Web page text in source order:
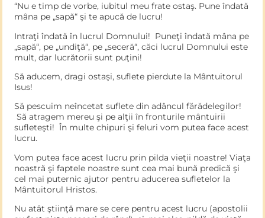
“Nu e timp de vorbe, iubitul meu frate ostaş. Pune îndată
mâna pe „sapă“ şi te apucă de lucru!
Intraţi îndată în lucrul Domnului! Puneţi îndată mâna pe
„sapă“, pe „undiţă“, pe „seceră“, căci lucrul Domnului este
mult, dar lucrătorii sunt puţini!
Să aducem, dragi ostaşi, suflete pierdute la Mântuitorul
Isus!
Să pescuim neîncetat suflete din adâncul fărădelegilor!
Să atragem mereu şi pe alţii în fronturile mântuirii
sufleteşti! În multe chipuri şi feluri vom putea face acest
lucru.
Vom putea face acest lucru prin pilda vieţii noastre! Viaţa
noastră şi faptele noastre sunt cea mai bună predică şi
cel mai puternic ajutor pentru aducerea sufletelor la
Mântuitorul Hristos.
Nu atât ştiinţă mare se cere pentru acest lucru (apostolii